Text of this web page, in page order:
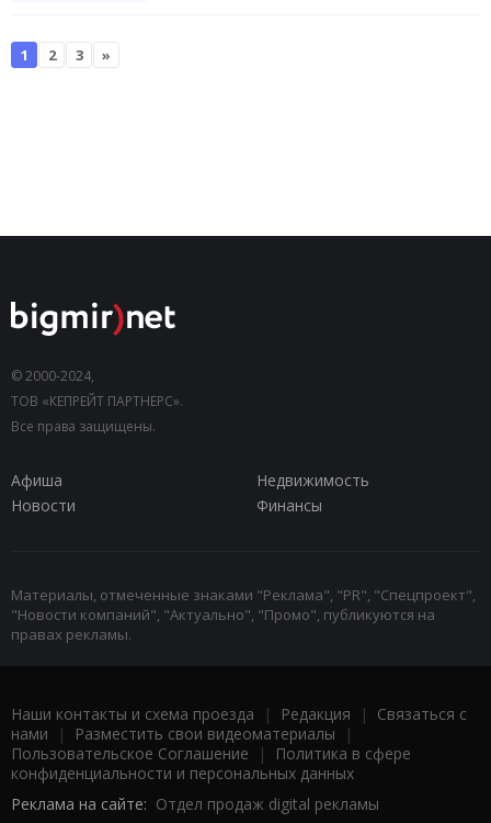
1 2 3 »
© 2000-2024,
ТОВ «КЕПРЕЙТ ПАРТНЕРС».
Все права защищены.
Афиша
Недвижимость
Новости
Финансы
Материалы, отмеченные знаками "Реклама", "PR", "Спецпроект",
"Новости компаний", "Актуально", "Промо", публикуются на
правах рекламы.
Наши контакты и схема проезда | Редакция | Связаться с
нами | Разместить свои видеоматериалы |
Пользовательское Соглашение |
Политика в сфере
конфиденциальности и персональных данных
Реклама на сайте: Отдел продаж digital рекламы